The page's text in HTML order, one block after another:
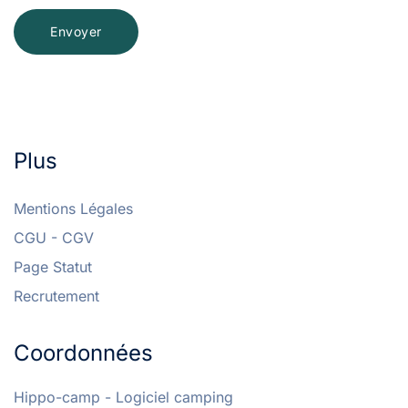
Envoyer
Plus
Mentions Légales
CGU - CGV
Page Statut
Recrutement
Coordonnées
Hippo-camp - Logiciel camping